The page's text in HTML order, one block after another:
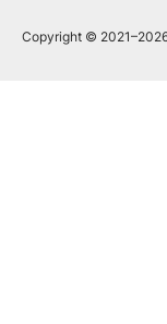
Copyright © 2021